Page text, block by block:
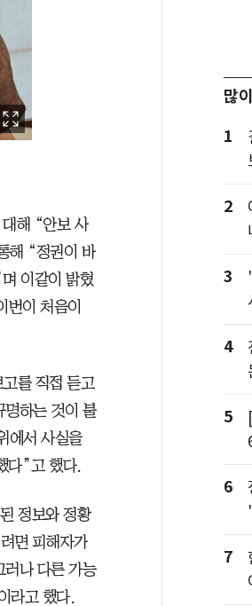
해 “안보 사
해 “정권이 바
이같이 밝혔
번이 처음이
를 직접 듣고
명하는 것이 불
에서 사실을
다”고 했다.
정보와 정황
면 피해자가
러나 다른 가능
라고 했다.
많
1
2
3
4
5
6
7